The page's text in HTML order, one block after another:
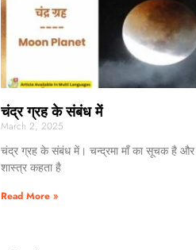
चंद्र ग्रह के संबंध में
March 2, 2025
चंद्र ग्रह के संबंध में। चन्द्रमा माँ का सूचक है
शास्त्र कहता है
Read More »